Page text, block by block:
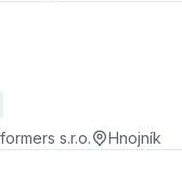
s.r.o.
Hnojník